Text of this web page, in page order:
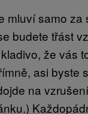
mluví samo za
budete třást
že vás
asi byste
na